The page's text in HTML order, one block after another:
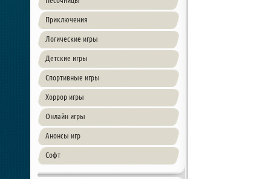
Приключения
Логические игры
Детские игры
Спортивные игры
Хоррор игры
Онлайн игры
Анонсы игр
Софт